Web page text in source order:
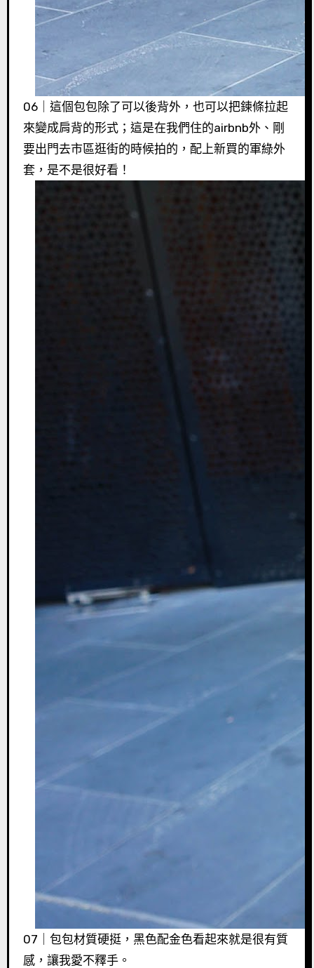
06｜這個包包除了可以後背外，也可以把鍊條拉起
來變成肩背的形式；這是在我們住的airbnb外、剛
要出門去市區逛街的時候拍的，配上新買的軍綠外
套，是不是很好看！
07｜包包材質硬挺，黑色配金色看起來就是很有質
感，讓我愛不釋手。